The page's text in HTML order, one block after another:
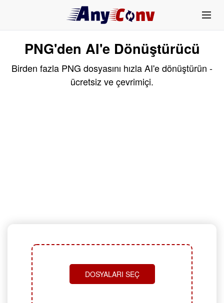
PNG'den AI'e Dönüştürücü
Birden fazla PNG dosyasını hızla AI'e dönüştürün -
ücretsiz ve çevrimiçi.
DOSYALARI SEÇ